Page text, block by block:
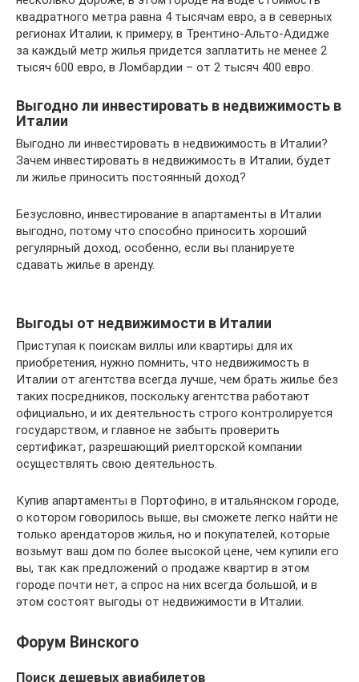
квадратного метра равна 4 тысячам евро, а в северных
регионах Италии, к примеру, в Трентино-Альто-Адидже
за каждый метр жилья придется заплатить не менее 2
тысяч 600 евро, в Ломбардии – от 2 тысяч 400 евро.
Выгодно ли инвестировать в недвижимость в
Италии
Выгодно ли инвестировать в недвижимость в Италии?
Зачем инвестировать в недвижимость в Италии, будет
ли жилье приносить постоянный доход?
Безусловно, инвестирование в апартаменты в Италии
выгодно, потому что способно приносить хороший
регулярный доход, особенно, если вы планируете
сдавать жилье в аренду.
Выгоды от недвижимости в Италии
Приступая к поискам виллы или квартиры для их
приобретения, нужно помнить, что недвижимость в
Италии от агентства всегда лучше, чем брать жилье без
таких посредников, поскольку агентства работают
официально, и их деятельность строго контролируется
государством, и главное не забыть проверить
сертификат, разрешающий риелторской компании
осуществлять свою деятельность.
Купив апартаменты в Портофино, в итальянском городе,
о котором говорилось выше, вы сможете легко найти не
только арендаторов жилья, но и покупателей, которые
возьмут ваш дом по более высокой цене, чем купили его
вы, так как предложений о продаже квартир в этом
городе почти нет, а спрос на них всегда большой, и в
этом состоят выгоды от недвижимости в Италии.
Форум Винского
Поиск дешевых авиабилетов